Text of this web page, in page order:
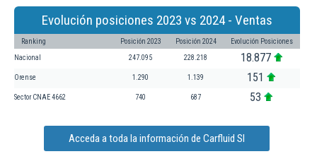
Evolución posiciones 2023 vs 2024 - Ventas
Ranking Posición 2023 Posición 2024 Evolución Posiciones
Nacional 247.095 228.218 18.877
Orense 1.290 1.139 151
Sector CNAE 4662 740 687 53
Acceda a toda la información de Carfluid Sl